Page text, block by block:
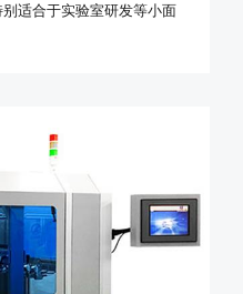
适合于实验室研发等小面